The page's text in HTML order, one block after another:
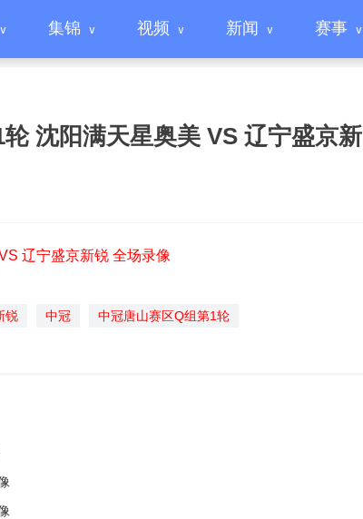
集锦 视频 新闻 赛事
沈阳满天星奥美 VS 辽宁盛京新
辽宁盛京新锐 全场录像
锐 中冠 中冠唐山赛区Q组第1轮